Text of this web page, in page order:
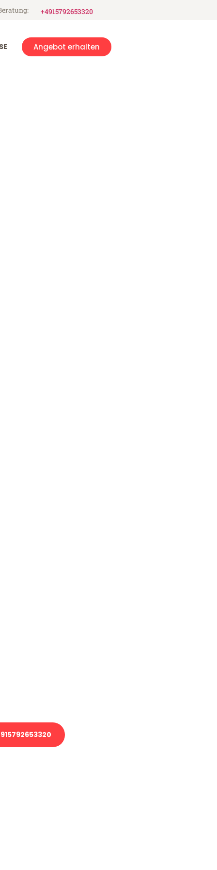
+4915792653320
Angebot erhalten